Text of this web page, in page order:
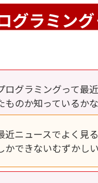
グラミン
ログラミングって最
ものか知っているか
近ニュースでよく見
かできないむずかし